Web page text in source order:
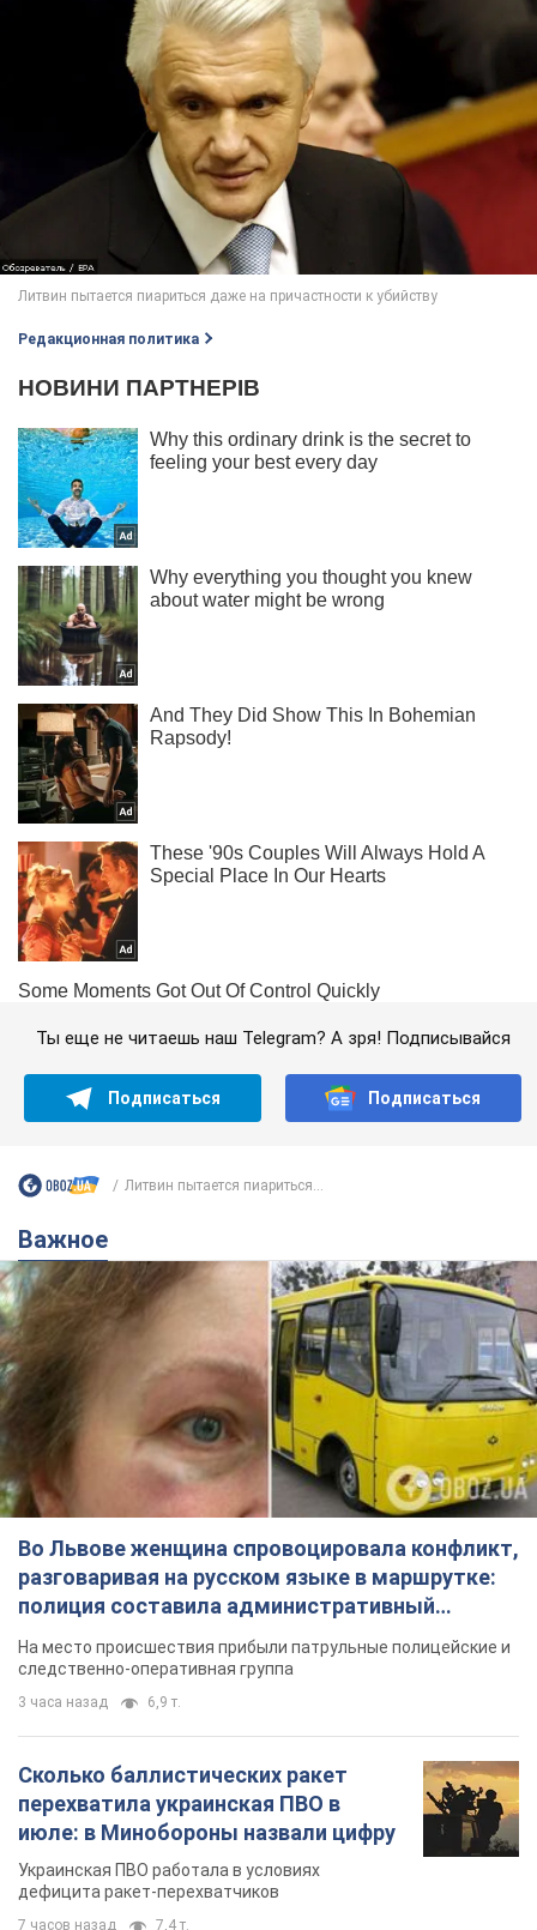
Редакционная политика
Ты еще не читаешь наш Telegram? А зря! Подписывайся
Подписаться Подписаться
Литвин пытается пиариться...
Важное
Во Львове женщина спровоцировала конфликт,
разговаривая на русском языке в маршрутке:
полиция составила административный
протокол. Видео
На место происшествия прибыли патрульные полицейские и
следственно-оперативная группа
3 часа назад 6,9 т.
Сколько баллистических ракет
перехватила украинская ПВО в
июле: в Минобороны назвали цифру
Украинская ПВО работала в условиях
дефицита ракет-перехватчиков
7 часов назад 7,4 т.